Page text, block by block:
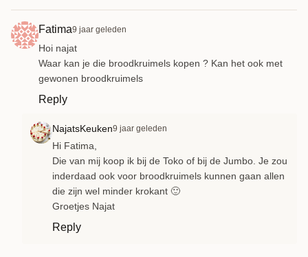
Fatima9 jaar geleden
Hoi najat
Waar kan je die broodkruimels kopen ? Kan het ook met
gewonen broodkruimels
Reply
NajatsKeuken9 jaar geleden
Hi Fatima,
Die van mij koop ik bij de Toko of bij de Jumbo. Je zou
inderdaad ook voor broodkruimels kunnen gaan allen
die zijn wel minder krokant 🙂
Groetjes Najat
Reply